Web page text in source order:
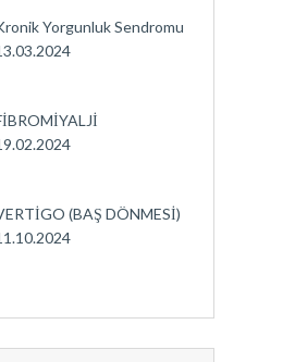
Yorgunluk Sendromu
(BAŞ DÖNMESİ)